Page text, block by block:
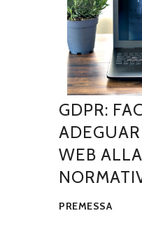
GDPR:
WEB
PREMESSA